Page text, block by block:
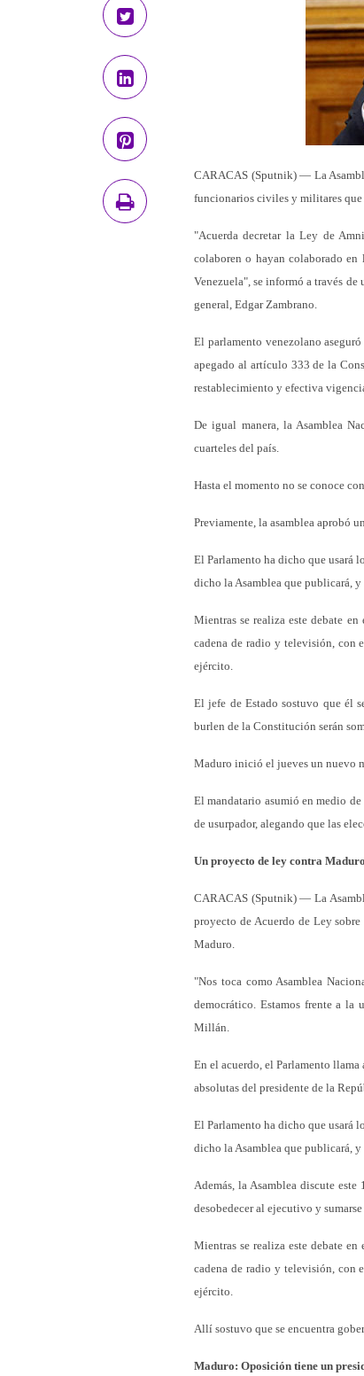
CARACAS (Sputnik) — La
funcionarios civiles y militares que
"Acuerda decretar la Ley de
colaboren o hayan colaborado
Venezuela", se informó a través
general, Edgar Zambrano.
El parlamento venezolano
apegado al artículo 333 de la
restablecimiento y efectiva
De igual manera, la Asamblea
cuarteles del país.
Hasta el momento no se conoce
Previamente, la asamblea aprobó
El Parlamento ha dicho que usará
dicho la Asamblea que publicará,
Mientras se realiza este debate
cadena de radio y televisión, con
ejército.
El jefe de Estado sostuvo que él
burlen de la Constitución serán
Maduro inició el jueves un nuevo
El mandatario asumió en medio
de usurpador, alegando que las
Un proyecto de ley contra Maduro
CARACAS (Sputnik) — La
proyecto de Acuerdo de Ley
Maduro.
"Nos toca como Asamblea
democrático. Estamos frente a
Millán.
En el acuerdo, el Parlamento
absolutas del presidente de la
El Parlamento ha dicho que usará
dicho la Asamblea que publicará,
Además, la Asamblea discute
desobedecer al ejecutivo y
Mientras se realiza este debate
cadena de radio y televisión, con
ejército.
Allí sostuvo que se encuentra
Maduro: Oposición tiene un